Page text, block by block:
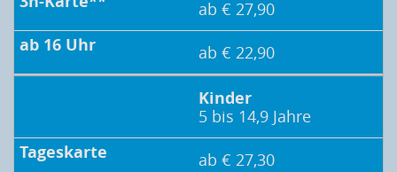
ab € 27,90
ab € 22,90
Kinder
5 bis 14,9 Jahre
ab € 27,30